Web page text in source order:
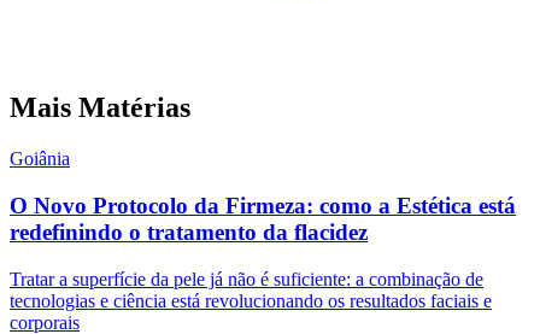
Mais Matérias
Goiânia
O Novo Protocolo da Firmeza: como a Estética está
redefinindo o tratamento da flacidez
Tratar a superfície da pele já não é suficiente: a combinação de
tecnologias e ciência está revolucionando os resultados faciais e
corporais